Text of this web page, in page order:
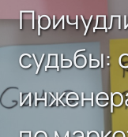
судьбы: